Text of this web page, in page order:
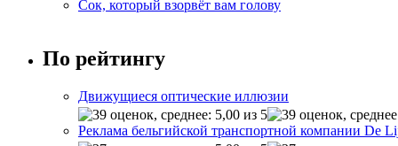
Сок, который взорвёт вам голову
По рейтингу
Движущиеся оптические иллюзии
Реклама бельгийской транспортной компании De